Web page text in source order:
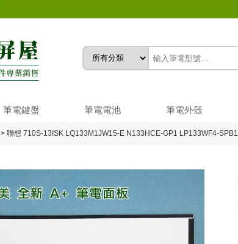
筆電鍵盤 筆電電池 筆電外殼
> 聯想 710S-13ISK LQ133M1JW15-E N133HCE-GP1 LP133WF4-SPB1